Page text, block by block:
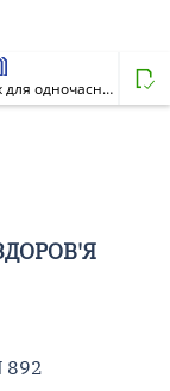
Про розподіл тест-систем імуноферментних для одночасного виявлення антигену p24 ВІЛ-1 та антитіл класів A, M, G до ВІЛ 1 / 2 для скринінгу крові донорів, закуплених за кошти Державного бюджету у 2011 році
892